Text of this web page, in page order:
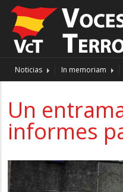
Noticias In memoriam
Un
informes